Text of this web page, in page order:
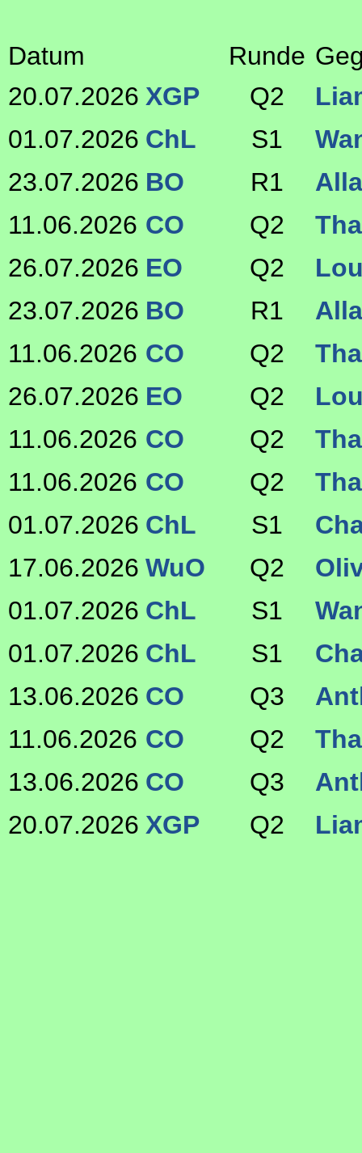
Datum Runde
20.07.2026 XGP Q2
01.07.2026 ChL S1
23.07.2026 BO R1
11.06.2026 CO Q2
26.07.2026 EO Q2
23.07.2026 BO R1
11.06.2026 CO Q2
26.07.2026 EO Q2
11.06.2026 CO Q2
11.06.2026 CO Q2
01.07.2026 ChL S1
17.06.2026 WuO Q2
01.07.2026 ChL S1
01.07.2026 ChL S1
13.06.2026 CO Q3
11.06.2026 CO Q2
13.06.2026 CO Q3
20.07.2026 XGP Q2